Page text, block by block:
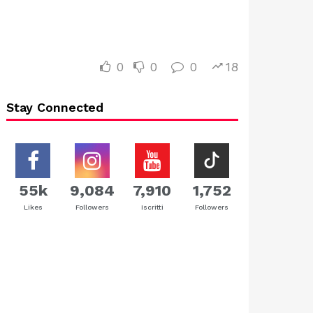
0 0 0 18
Stay Connected
55k
Likes
9,084
Followers
7,910
Iscritti
1,752
Followers